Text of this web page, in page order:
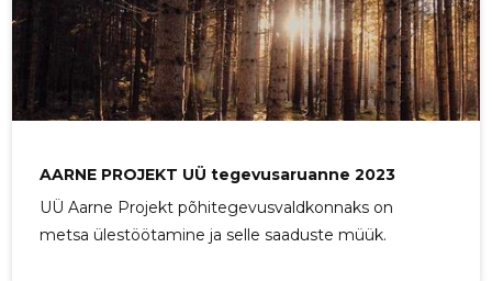
AARNE
AARNE PROJEKT UÜ tegevusaruanne 2023
UÜ Aarne Projekt põhitegevusvaldkonnaks on
metsa ülestöötamine ja selle saaduste müük.